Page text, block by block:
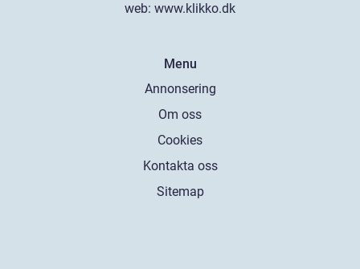
web: www.klikko.dk
Menu
Annonsering
Om oss
Cookies
Kontakta oss
Sitemap